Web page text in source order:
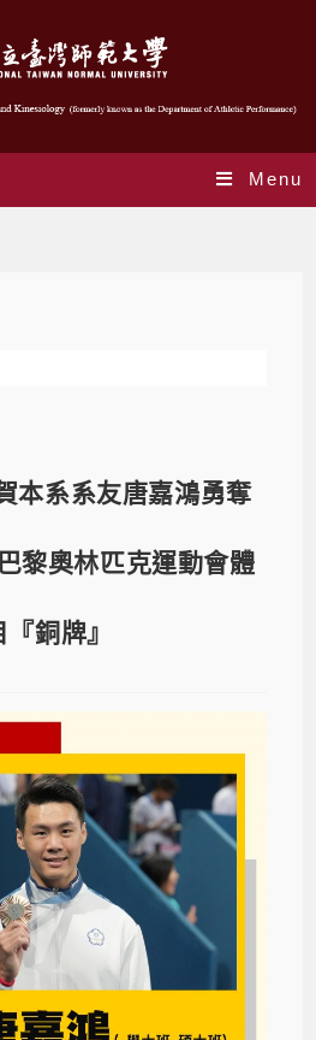
Menu
本系系友唐嘉鴻勇奪
黎奧林匹克運動會體
銅牌』